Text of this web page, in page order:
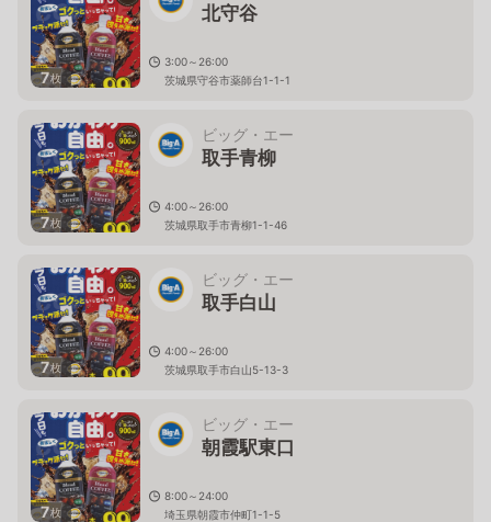
7枚
北守谷
3:00～26:00
茨城県守谷市薬師台1-1-1
7枚
ビッグ・エー
取手青柳
4:00～26:00
茨城県取手市青柳1-1-46
7枚
ビッグ・エー
取手白山
4:00～26:00
茨城県取手市白山5-13-3
7枚
ビッグ・エー
朝霞駅東口
8:00～24:00
埼玉県朝霞市仲町1-1-5